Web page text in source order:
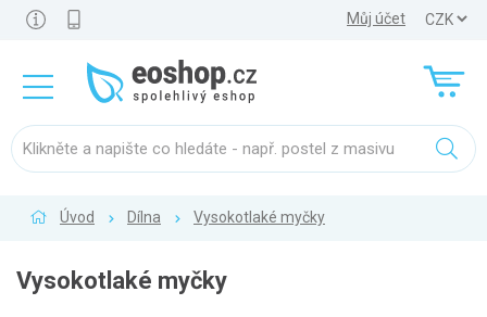
Můj účet
Úvod Dílna Vysokotlaké myčky
Vysokotlaké myčky